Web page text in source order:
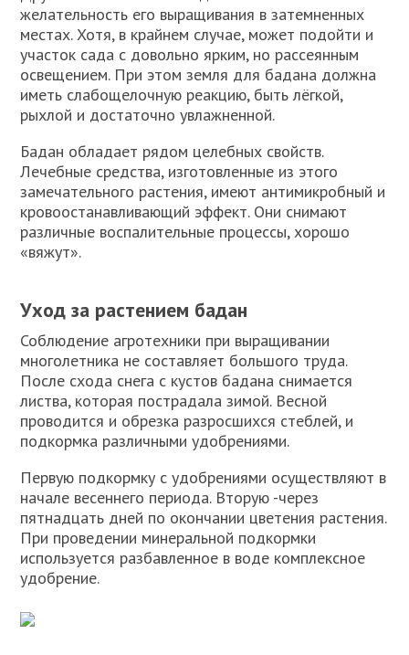
желательность его выращивания в затемненных
местах. Хотя, в крайнем случае, может подойти и
участок сада с довольно ярким, но рассеянным
освещением. При этом земля для бадана должна
иметь слабощелочную реакцию, быть лёгкой,
рыхлой и достаточно увлажненной.
Бадан обладает рядом целебных свойств.
Лечебные средства, изготовленные из этого
замечательного растения, имеют антимикробный и
кровоостанавливающий эффект. Они снимают
различные воспалительные процессы, хорошо
«вяжут».
Уход за растением бадан
Соблюдение агротехники при выращивании
многолетника не составляет большого труда.
После схода снега с кустов бадана снимается
листва, которая пострадала зимой. Весной
проводится и обрезка разросшихся стеблей, и
подкормка различными удобрениями.
Первую подкормку с удобрениями осуществляют в
начале весеннего периода. Вторую -через
пятнадцать дней по окончании цветения растения.
При проведении минеральной подкормки
используется разбавленное в воде комплексное
удобрение.